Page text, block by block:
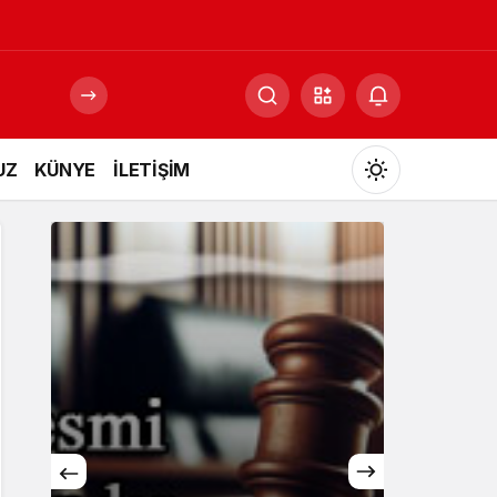
KÜNYE İLETİŞİM
Mod
değiştir
Gündüz Modu
Gündüz modunu seçin.
Gece Modu
Gece modunu seçin.